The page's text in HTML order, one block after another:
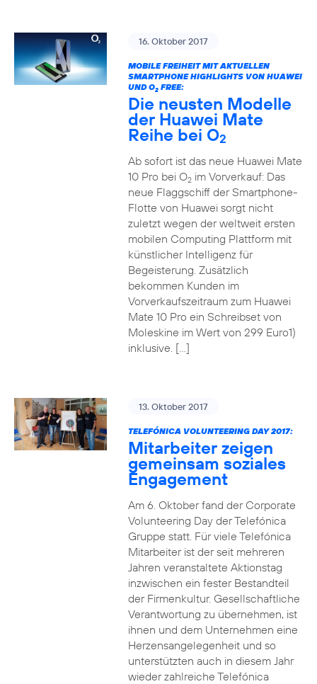
16. Oktober 2017
MOBILE FREIHEIT MIT AKTUELLEN
SMARTPHONE HIGHLIGHTS VON HUAWEI
UND O2FREE:
Die neusten Modelle
der Huawei Mate
Reihe bei O2
Ab sofort ist das neue Huawei Mate
10 Pro bei O2im Vorverkauf: Das
neue Flaggschiff der Smartphone-
Flotte von Huawei sorgt nicht
zuletzt wegen der weltweit ersten
mobilen Computing Plattform mit
künstlicher Intelligenz für
Begeisterung. Zusätzlich
bekommen Kunden im
Vorverkaufszeitraum zum Huawei
Mate 10 Pro ein Schreibset von
Moleskine im Wert von 299 Euro1)
inklusive. […]
13. Oktober 2017
TELEFÓNICA VOLUNTEERING DAY 2017:
Mitarbeiter zeigen
gemeinsam soziales
Engagement
Am 6. Oktober fand der Corporate
Volunteering Day der Telefónica
Gruppe statt. Für viele Telefónica
Mitarbeiter ist der seit mehreren
Jahren veranstaltete Aktionstag
inzwischen ein fester Bestandteil
der Firmenkultur. Gesellschaftliche
Verantwortung zu übernehmen, ist
ihnen und dem Unternehmen eine
Herzensangelegenheit und so
unterstützten auch in diesem Jahr
wieder zahlreiche Telefónica